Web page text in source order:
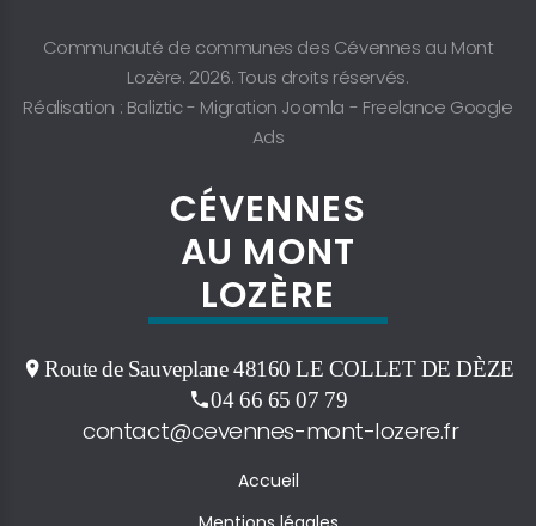
Communauté de communes des Cévennes au Mont
Lozère. 2026. Tous droits réservés.
Réalisation : Baliztic - Migration Joomla - Freelance Google
Ads
CÉVENNES
AU MONT
LOZÈRE
Route de Sauveplane 48160 LE COLLET DE DÈZE
04 66 65 07 79
contact@cevennes-mont-lozere.fr
Accueil